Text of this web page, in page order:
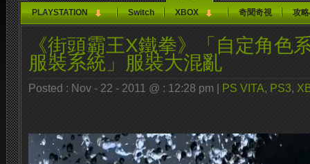
PLAYSTATION Switch XBOX 奇聞奇視 攻
《街頭霸王X鐵拳》「自定角色
服裝系統」服裝大混亂
Posted : Nov - 22 - 2011 @ : 12:28 pm | PS VITA, PS3,